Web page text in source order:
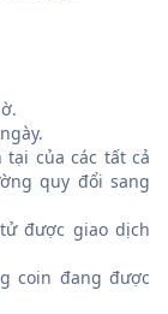
của các tất cả
quy đổi sang
được giao dịch
coin đang được